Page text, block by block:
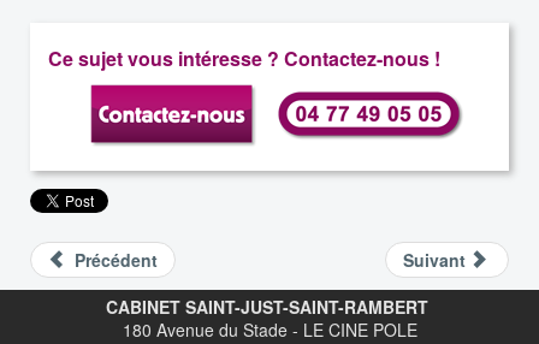
Ce sujet vous intéresse ? Contactez-nous !
Précédent
Suivant
CABINET SAINT-JUST-SAINT-RAMBERT
180 Avenue du Stade - LE CINE POLE